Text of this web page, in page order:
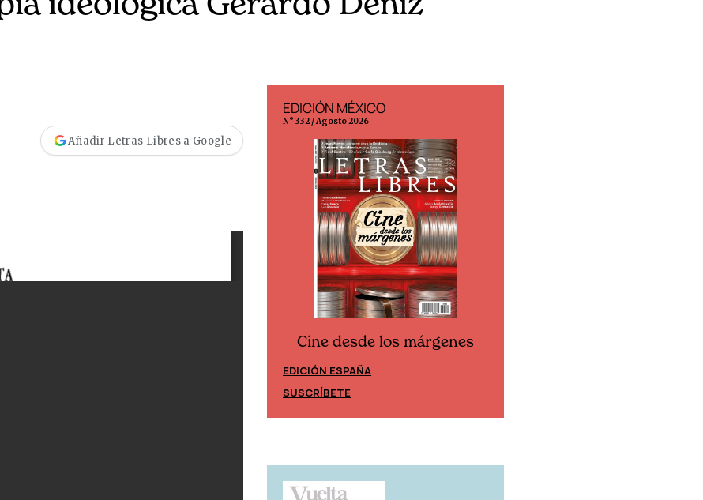
Añadir Letras Libres a Google
EDICIÓN MÉXICO
N° 332 / Agosto 2026
Cine desde los márgenes
EDICIÓN ESPAÑA
SUSCRÍBETE